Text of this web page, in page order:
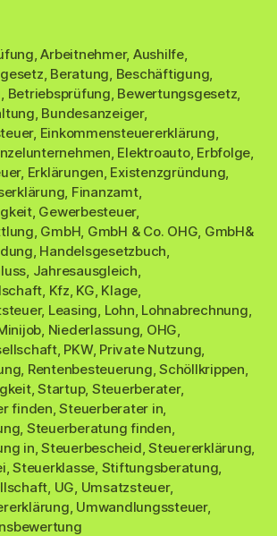
,Arbeitnehmer, Aushilfe,
Beratung Beschäftigung
Betriebsprüfung Bewertungsgesetz
Bundesanzeiger,
, Einkommensteuererklärung
Elektroauto, Erbfolge
, Erklärungen Existenzgründung
Finanzamt,
, Gewerbesteuer,
GmbH GmbH & Co. OHG GmbH&
Handelsgesetzbuch
Jahresausgleich
Kfz KG Klage
, Leasing Lohn Lohnabrechnung
Niederlassung OHG
, PKW, Private Nutzung
Rentenbesteuerung ,Schöllkrippen
,Startup, Steuerberater,
finden ,Steuerberater in
Steuerberatung finden
in ,Steuerbescheid ,Steuererklärung
,Steuerklasse Stiftungsberatung
UG Umsatzsteuer,
Umwandlungssteuer,